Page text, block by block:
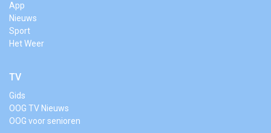
App
Nieuws
Sport
Het Weer
TV
Gids
OOG TV Nieuws
OOG voor senioren